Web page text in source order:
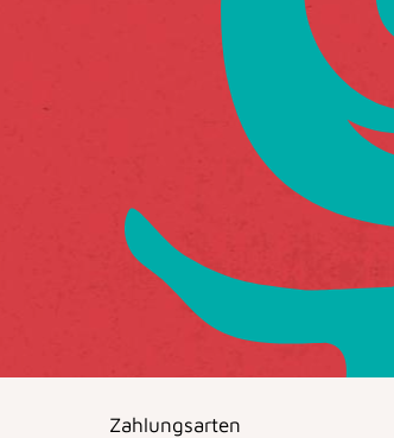
Zahlungsarten